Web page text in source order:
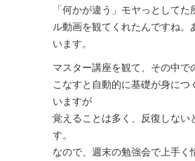
「何かが違う」モヤっとしてた
ル動画を観てくれたんですね。
います。
マスター講座を観て、その中で
こなすと自動的に基礎が身につ
いますが
覚えることは多く、反復しない
す。
なので、週末の勉強会で上手く